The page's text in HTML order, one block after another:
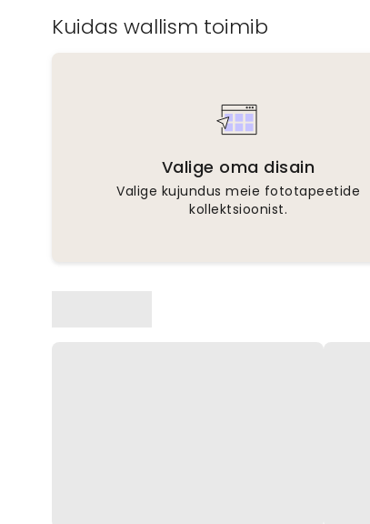
Kuidas wallism toimib
Valige oma disain
Valige kujundus meie fototapeetide
kollektsioonist.